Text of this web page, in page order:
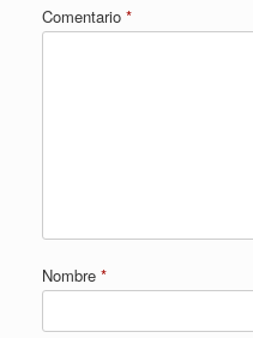
Comentario *
Nombre *